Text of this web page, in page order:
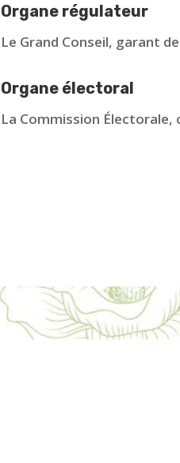
Organe régulateur
Le Grand Conseil, garant
Organe électoral
La Commission Électorale,